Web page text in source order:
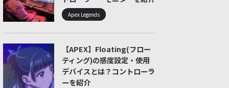
Apex Legends
【APEX】Floating(フロー
ティング)の感度設定・使用
デバイスとは？コントローラ
ーを紹介